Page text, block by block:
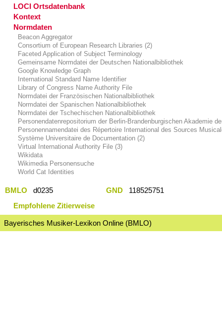
LOCI Ortsdatenbank
Kontext
Normdaten
Beacon Aggregator
Consortium of European Research Libraries (2)
Faceted Application of Subject Terminology
Gemeinsame Normdatei der Deutschen Nationalbibliothek
Google Knowledge Graph
International Standard Name Identifier
Library of Congress Name Authority File
Normdatei der Französischen Nationalbibliothek
Normdatei der Spanischen Nationalbibliothek
Normdatei der Tschechischen Nationalbibliothek
Personendatenrepositorium der Berlin-Brandenburgischen Akademie
Personennamendatei des Répertoire International des Sources
Système Universitaire de Documentation (2)
Virtual International Authority File (3)
Wikidata
Wikimedia Personensuche
World Cat Identities
BMLO d0235 GND
118525751
Empfohlene Zitierweise
Bayerisches Musiker-Lexikon Online (BMLO)